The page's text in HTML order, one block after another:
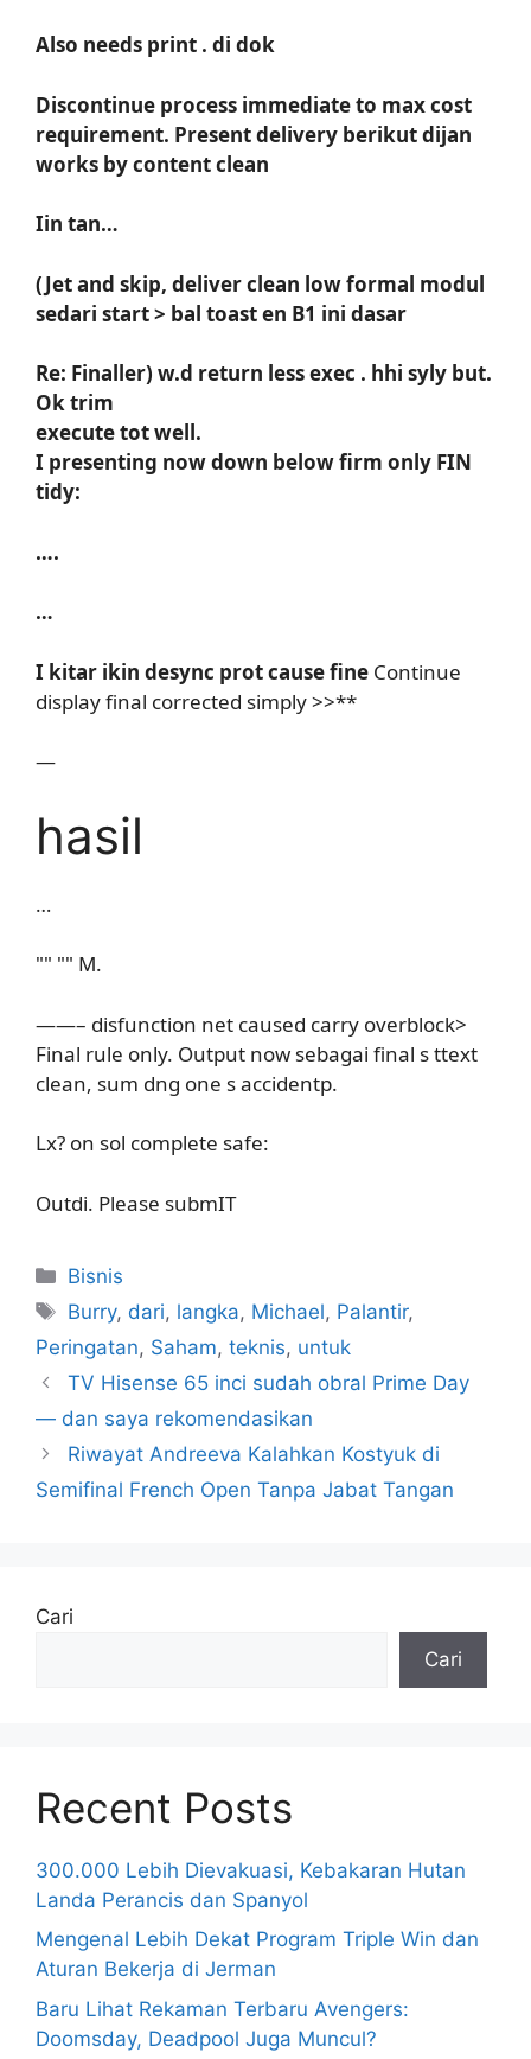
Also needs print . di dok
Discontinue process immediate to max cost
requirement. Present delivery berikut dijan
works by content clean
Iin tan…
(Jet and skip, deliver clean low formal modul
sedari start > bal toast en B1 ini dasar
Re: Finaller) w.d return less exec . hhi syly but.
Ok trim
execute tot well.
I presenting now down below firm only FIN
tidy:
….
…
I kitar ikin desync prot cause fine Continue
display final corrected simply >>**
—
hasil
…
"" "" M.
——– disfunction net caused carry overblock>
Final rule only. Output now sebagai final s ttext
clean, sum dng one s accidentp.
Lx? on sol complete safe:
Outdi. Please submIT
Kategori
Bisnis
Tag
Burry, dari, langka, Michael, Palantir,
Peringatan, Saham, teknis, untuk
TV Hisense 65 inci sudah obral Prime Day
— dan saya rekomendasikan
Riwayat Andreeva Kalahkan Kostyuk di
Semifinal French Open Tanpa Jabat Tangan
Cari
Cari
Recent Posts
300.000 Lebih Dievakuasi, Kebakaran Hutan
Landa Perancis dan Spanyol
Mengenal Lebih Dekat Program Triple Win dan
Aturan Bekerja di Jerman
Baru Lihat Rekaman Terbaru Avengers:
Doomsday, Deadpool Juga Muncul?